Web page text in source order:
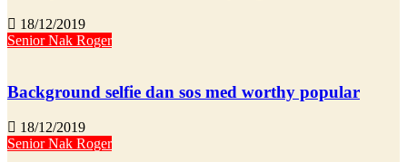
18/12/2019
Senior Nak Roger
Background selfie dan sos med worthy popular
18/12/2019
Senior Nak Roger